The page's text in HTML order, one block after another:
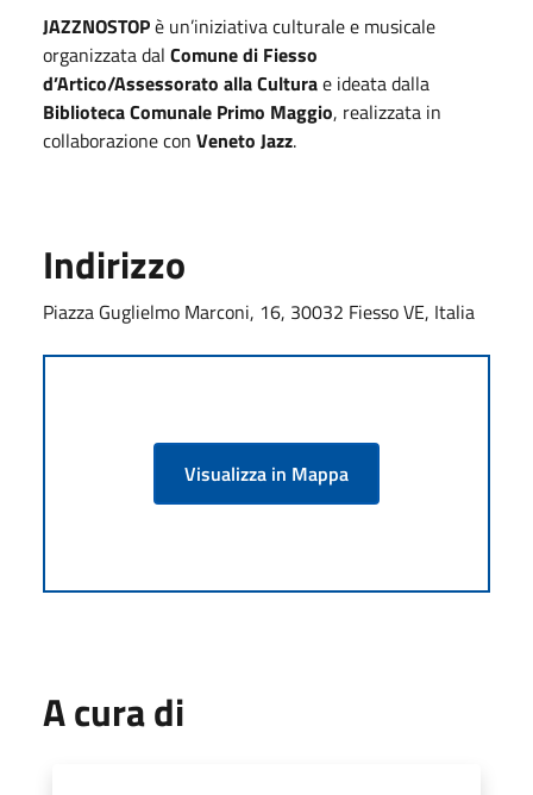
JAZZNOSTOPè un’iniziativa culturale e musicale
organizzata dal Comune di Fiesso
d’Artico/Assessorato alla Culturae ideata dalla
Biblioteca Comunale Primo Maggio, realizzata in
collaborazione con Veneto Jazz.
Indirizzo
Piazza Guglielmo Marconi, 16, 30032 Fiesso VE, Italia
Visualizza in Mappa
A cura di